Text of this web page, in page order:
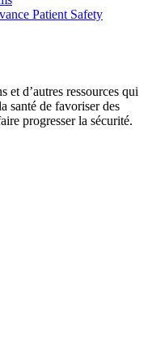
Patient Safety
d’autres ressources qui
santé de favoriser des
progresser la sécurité.